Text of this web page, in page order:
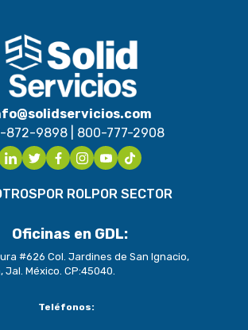
872-9898
800-777-2908
POR ROLPOR SECTOR
Oficinas en GDL:
#626 Col. Jardines de San Ignacio,
Jal. México. CP:45040.
Teléfonos: